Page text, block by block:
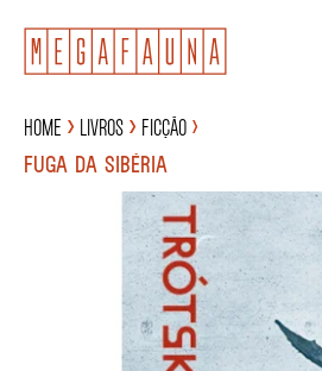
Home Livros
Ficção
FUGA DA SIBÉRIA